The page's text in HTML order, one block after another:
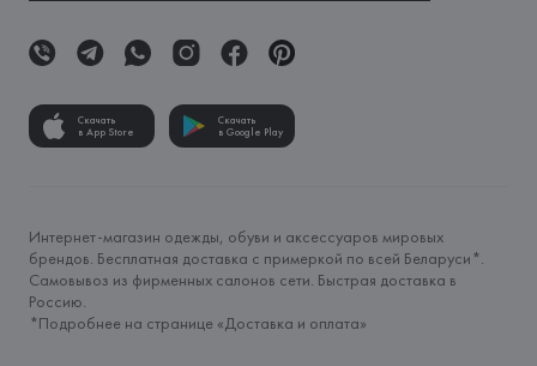
Скачать
в App Store
Скачать
в Google Play
Интернет-магазин одежды, обуви и аксессуаров мировых
брендов. Бесплатная доставка с примеркой по всей Беларуси*.
Самовывоз из фирменных салонов сети. Быстрая доставка в
Россию.
*Подробнее на странице «Доставка и оплата»